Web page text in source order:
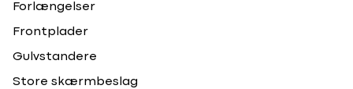
Forlængelser
Frontplader
Gulvstandere
Store skærmbeslag